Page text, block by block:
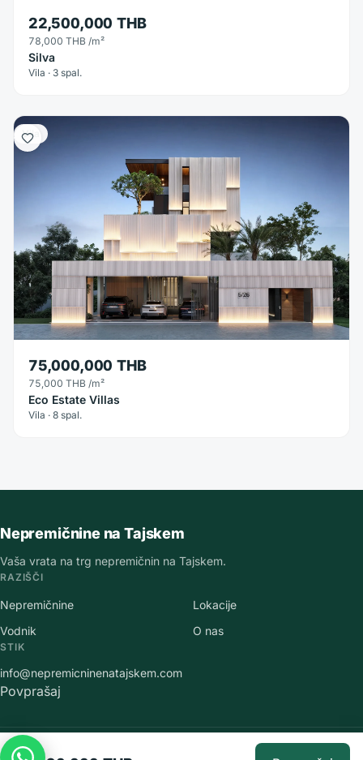
22,500,000 THB
78,000 THB /m²
Silva
Vila · 3 spal.
Vila
75,000,000 THB
75,000 THB /m²
Eco Estate Villas
Vila · 8 spal.
Nepremičnine na Tajskem
Vaša vrata na trg nepremičnin na Tajskem.
RAZIŠČI
Nepremičnine
Lokacije
Vodnik
O nas
STIK
info@nepremicninenatajskem.com
Povprašaj
© 2026 Nepremičnine na Tajskem Vse pravice pridržane.